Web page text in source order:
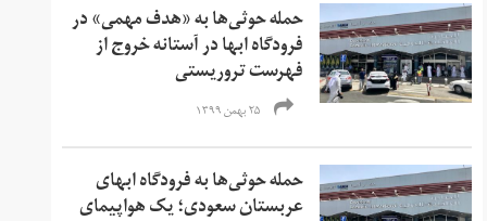
حمله حوثی‌ها به «هدف مهمی» در
فرودگاه ابها در آستانه خروج از
فهرست تروریستی
۲۵ بهمن ۱۳۹۹
حمله حوثی‌ها به فرودگاه ابهای
عربستان سعودی؛ یک هواپیمای